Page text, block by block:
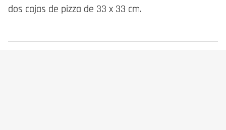
dos cajas de pizza de 33 x 33 cm.